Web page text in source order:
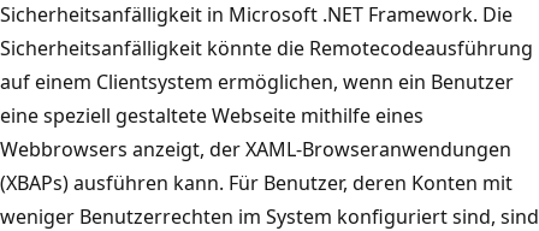
Sicherheitsanfälligkeit in Microsoft .NET Framework. Die
Sicherheitsanfälligkeit könnte die Remotecodeausführung
auf einem Clientsystem ermöglichen, wenn ein Benutzer
eine speziell gestaltete Webseite mithilfe eines
Webbrowsers anzeigt, der XAML-Browseranwendungen
(XBAPs) ausführen kann. Für Benutzer, deren Konten mit
weniger Benutzerrechten im System konfiguriert sind, sind